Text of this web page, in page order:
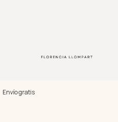
Envío gratis